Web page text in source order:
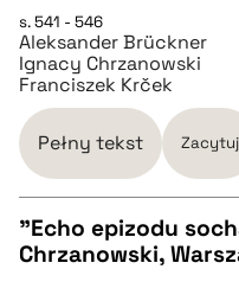
pobierz cytat
BIBTEX
pobierz cytat
s. 541 - 546
Aleksander Brückner
Ignacy Chrzanowski
Franciszek Krček
Pełny tekst Zacytuj
"Echo epizodu
Chrzanowski,